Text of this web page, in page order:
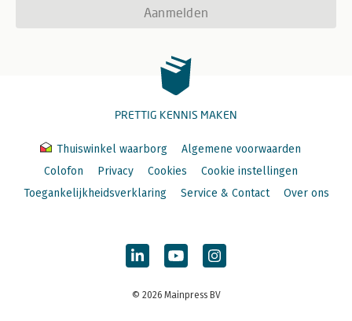
Aanmelden
PRETTIG KENNIS MAKEN
Thuiswinkel waarborg
Algemene voorwaarden
Colofon
Privacy Cookies
Cookie instellingen
Toegankelijkheidsverklaring
Service & Contact Over ons
© 2026 Mainpress BV